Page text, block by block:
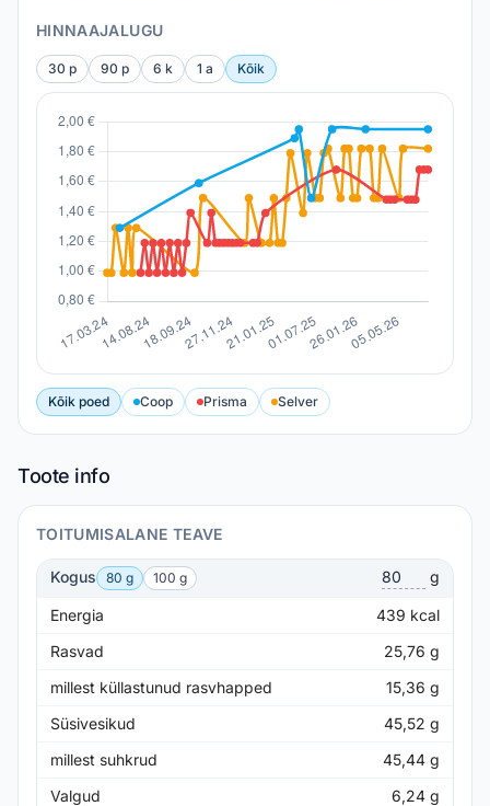
HINNAAJALUGU
30 p 90 p 6 k 1 a Kõik
Kõik poed Coop Prisma Selver
Toote info
TOITUMISALANE TEAVE
Kogus 80 g 100 g g
Energia 439 kcal
Rasvad
25,76 g
millest küllastunud rasvhapped
15,36 g
Süsivesikud
45,52 g
millest suhkrud
45,44 g
Valgud
6,24 g